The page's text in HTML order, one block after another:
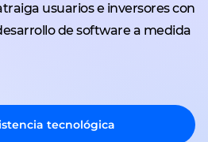
usuarios e inversores con
de software a medida
tecnológica